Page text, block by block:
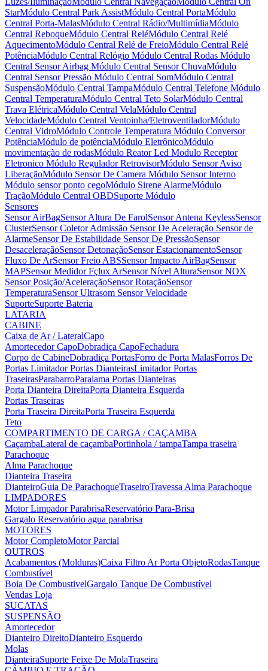
StarMódulo Central Park AssistMódulo Central PortaMódulo
Central Porta-MalasMódulo Central Rádio/MultimídiaMódulo
Central ReboqueMódulo Central ReléMódulo Central Relé
AquecimentoMódulo Central Relé de FreioMódulo Central Relé
PotênciaMódulo Central Relógio Módulo Central Rodas Módulo
Central Sensor Airbag Módulo Central Sensor ChuvaMódulo
Central Sensor Pressão Módulo Central SomMódulo Central
SuspensãoMódulo Central TampaMódulo Central Telefone Módulo
Central TemperaturaMódulo Central Teto SolarMódulo Central
Trava ElétricaMódulo Central VelaMódulo Central
VelocidadeMódulo Central Ventoinha/EletroventiladorMódulo
Central VidroMódulo Controle Temperatura Módulo Conversor
PotênciaMódulo de potênciaMódulo EletrônicoMódulo
movimentação de rodasMódulo Reator Led Modulo Receptor
Eletronico Módulo Regulador RetrovisorMódulo Sensor Aviso
LiberaçãoMódulo Sensor De Camera Módulo Sensor Interno
Módulo sensor ponto cegoMódulo Sirene AlarmeMódulo
TraçãoMódulo Central OBDSuporte Módulo
Sensores
Sensor AirBagSensor Altura De FarolSensor Antena KeylessSensor
ClusterSensor Coletor Admissão Sensor De Aceleração Sensor de
AlarmeSensor De Estabilidade Sensor De PressãoSensor
DesaceleraçãoSensor DetonaçãoSensor EstacionamentoSensor
Fluxo De ArSensor Freio ABSSensor Impacto AirBagSensor
MAPSensor Medidor Fçlux ArSensor Nível AlturaSensor NOX
Sensor Posição/AceleraçãoSensor RotaçãoSensor
TemperaturaSensor Ultrasom Sensor Velocidade
SuporteSuporte Bateria
LATARIA
CABINE
Caixa de Ar / LateralCapo
Amortecedor CapoDobradiça CapoFechadura
Corpo de CabineDobradiça PortasForro de Porta MalasForros De
Portas Limitador Portas DianteirasLimitador Portas
TraseirasParabarroParalama Portas Dianteiras
Porta Dianteira DireitaPorta Dianteira Esquerda
Portas Traseiras
Porta Traseira DireitaPorta Traseira Esquerda
Teto
COMPARTIMENTO DE CARGA / CAÇAMBA
CaçambaLateral de caçambaPortinhola / tampaTampa traseira
Parachoque
Alma Parachoque
Dianteira Traseira
DianteiroGuia De ParachoqueTraseiroTravessa Alma Parachoque
LIMPADORES
Motor Limpador ParabrisaReservatório Para-Brisa
Gargalo Reservatório agua parabrisa
MOTORES
Motor CompletoMotor Parcial
OUTROS
Acabamentos (Molduras)Caixa Filtro ArPorta ObjetoRodasTanque
Combustível
Boia De CombustivelGargalo Tanque De Combustível
Vendas Loja
SUCATAS
SUSPENSÃO
Amortecedor
Dianteiro DireitoDianteiro Esquerdo
Molas
DianteiraSuporte Feixe De MolaTraseira